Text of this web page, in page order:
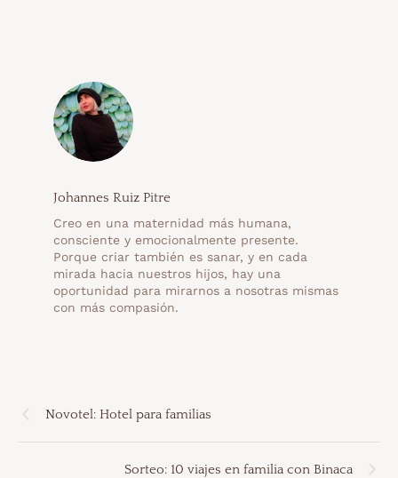
Johannes Ruiz Pitre
Creo en una maternidad más humana,
consciente y emocionalmente presente.
Porque criar también es sanar, y en cada
mirada hacia nuestros hijos, hay una
oportunidad para mirarnos a nosotras mismas
con más compasión.
Novotel: Hotel para familias
Sorteo: 10 viajes en familia con Binaca